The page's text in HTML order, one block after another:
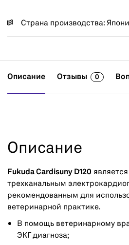
Страна производства:
Описание Отзывы 0
Описание
Fukuda Cardisuny D120
трехканальным
рекомендованным для
ветеринарной практике.
В помощь ветеринарному
ЭКГ диагноза;